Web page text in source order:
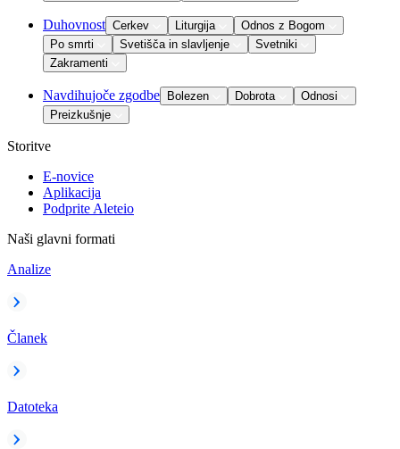
Duhovnost Cerkev Liturgija
Odnos z Bogom
Po smrti
Svetišča in slavljenje
Svetniki
Zakramenti
Navdihujoče zgodbe Bolezen Dobrota
Odnosi
Preizkušnje
Storitve
E-novice
Aplikacija
Podprite Aleteio
Naši glavni formati
Analize
Članek
Datoteka